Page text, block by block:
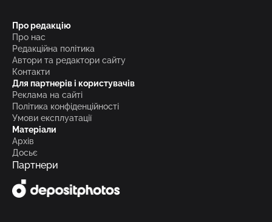
Про редакцію
Про нас
Редакційна політика
Автори та редактори сайту
Контакти
Для партнерів і користувачів
Реклама на сайті
Політика конфіденційності
Умови експлуатації
Матеріали
Архів
Досьє
Партнери